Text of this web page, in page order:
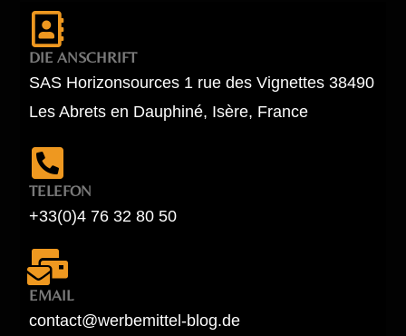
DIE ANSCHRIFT
SAS Horizonsources 1 rue des Vignettes 38490
Les Abrets en Dauphiné, Isère, France
TELEFON
+33(0)4 76 32 80 50
EMAIL
contact@werbemittel-blog.de